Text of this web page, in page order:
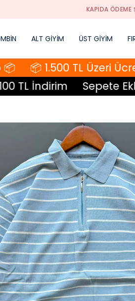
KAPIDA ÖDEME
ALT GİYİM ÜST GİYİM
📦 1.500 TL Üzeri
İndirim
Sepete